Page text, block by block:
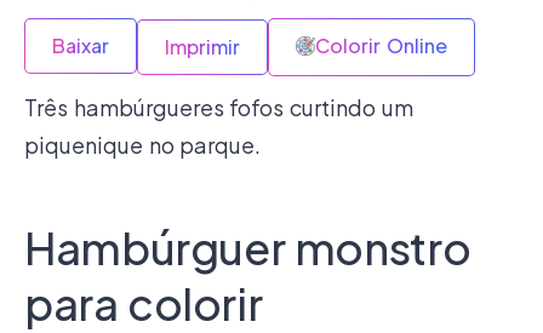
Baixar Imprimir Colorir Online
Três hambúrgueres fofos curtindo um
piquenique no parque.
Hambúrguer monstro
para colorir